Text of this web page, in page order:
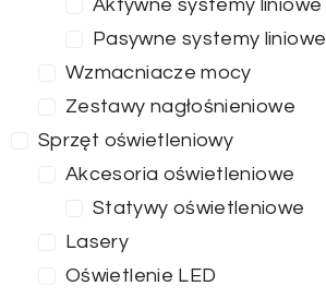
Aktywne systemy liniowe
Pasywne systemy liniowe
Wzmacniacze mocy
Zestawy nagłośnieniowe
Sprzęt oświetleniowy
Akcesoria oświetleniowe
Statywy oświetleniowe
Lasery
Oświetlenie LED